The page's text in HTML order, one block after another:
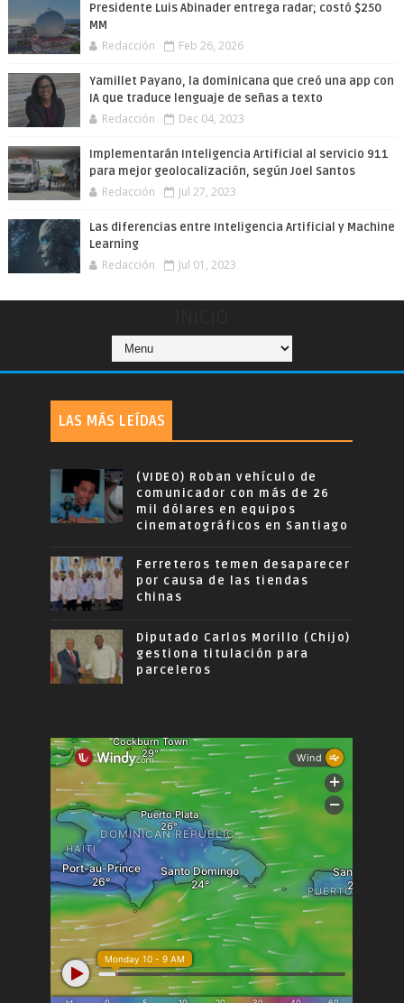
Presidente Luis Abinader entrega radar; costó $250
MM
Redacción Feb 26, 2026
Yamillet Payano, la dominicana que creó una app con
IA que traduce lenguaje de señas a texto
Redacción Dec 04, 2023
Implementarán Inteligencia Artificial al servicio 911
para mejor geolocalización, según Joel Santos
Redacción Jul 27, 2023
Las diferencias entre Inteligencia Artificial y Machine
Learning
Redacción Jul 01, 2023
LAS MÁS LEÍDAS
(VIDEO) Roban vehículo de
comunicador con más de 26
mil dólares en equipos
cinematográficos en Santiago
Ferreteros temen desaparecer
por causa de las tiendas
chinas
Diputado Carlos Morillo (Chijo)
gestiona titulación para
parceleros